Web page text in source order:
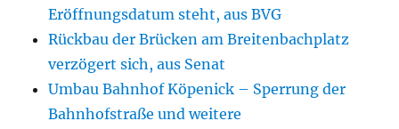
Eröffnungsdatum steht, aus BVG
Rückbau der Brücken am Breitenbachplatz
verzögert sich, aus Senat
Umbau Bahnhof Köpenick – Sperrung der
Bahnhofstraße und weitere